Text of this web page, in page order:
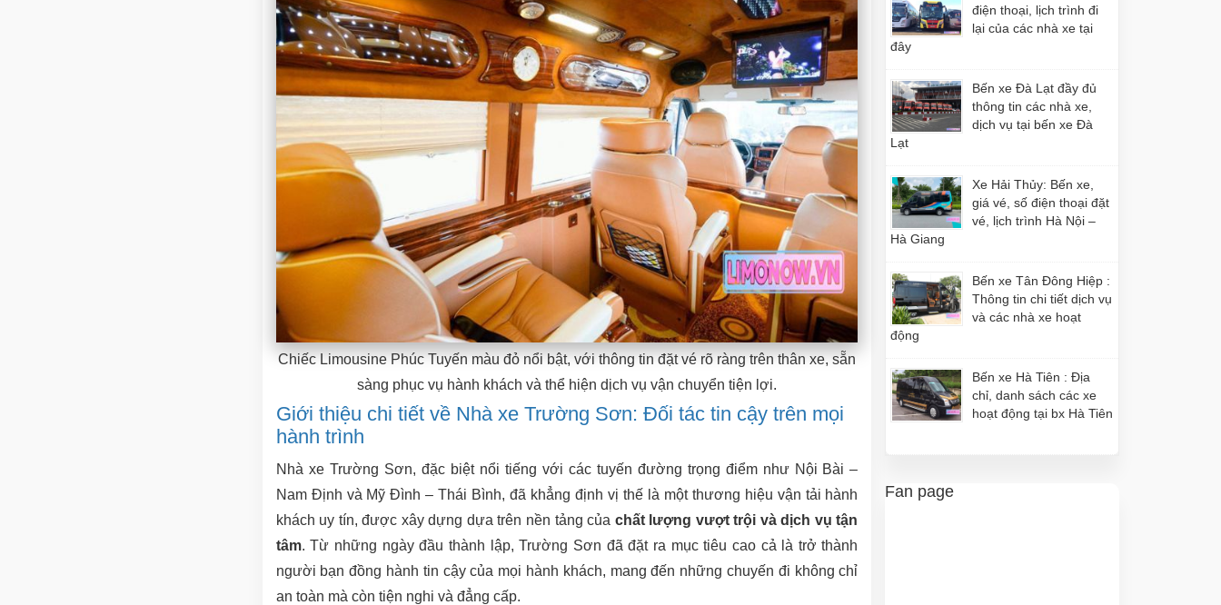
Chiếc Limousine Phúc Tuyến màu đỏ nổi bật, với thông tin đặt vé rõ ràng trên thân xe, sẵn
sàng phục vụ hành khách và thể hiện dịch vụ vận chuyển tiện lợi.
Giới thiệu chi tiết về Nhà xe Trường Sơn: Đối tác tin cậy trên mọi
hành trình
Nhà xe Trường Sơn, đặc biệt nổi tiếng với các tuyến đường trọng điểm như Nội Bài –
Nam Định và Mỹ Đình – Thái Bình, đã khẳng định vị thế là một thương hiệu vận tải hành
khách uy tín, được xây dựng dựa trên nền tảng của chất lượng vượt trội và dịch vụ tận
tâm. Từ những ngày đầu thành lập, Trường Sơn đã đặt ra mục tiêu cao cả là trở thành
người bạn đồng hành tin cậy của mọi hành khách, mang đến những chuyến đi không chỉ
an toàn mà còn tiện nghi và đẳng cấp.
điện thoại, lịch trình đi
lại của các nhà xe tại
đây
Bến xe Đà Lạt đầy đủ
thông tin các nhà xe,
dịch vụ tại bến xe Đà
Lạt
Xe Hải Thủy: Bến xe,
giá vé, số điện thoại đặt
vé, lịch trình Hà Nội –
Hà Giang
Bến xe Tân Đông Hiệp :
Thông tin chi tiết dịch vụ
và các nhà xe hoạt
động
Bến xe Hà Tiên : Địa
chỉ, danh sách các xe
hoạt động tại bx Hà Tiên
Fan page